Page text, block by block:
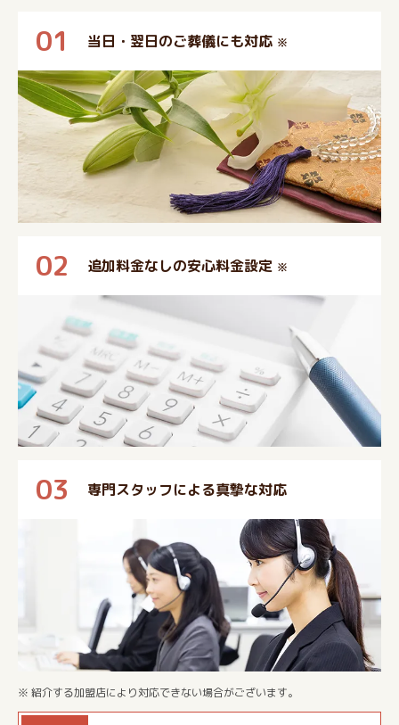
01 当日・翌日のご葬儀にも対応 ※
02 追加料金なしの安心料金設定 ※
03 専門スタッフによる真摯な対応
※ 紹介する加盟店により対応できない場合がございます。